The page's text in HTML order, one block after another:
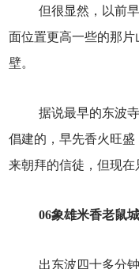
但很显然，以前
面位置更高一些的那
壁。
据说最早的东波
倡建的，早先香火旺
来朝拜的信徒，但现在
06象雄米香老鼠城
出东波四十多分